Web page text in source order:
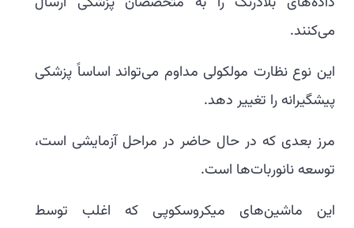
می‌کنند.
این نوع نظارت مولکولی مداوم می‌تواند اساساً پزشکی
پیشگیرانه را تغییر دهد.
مرز بعدی که در حال حاضر در مراحل آزمایشی است،
توسعه نانوربات‌ها است.
این ماشین‌های میکروسکوپی که اغلب توسط